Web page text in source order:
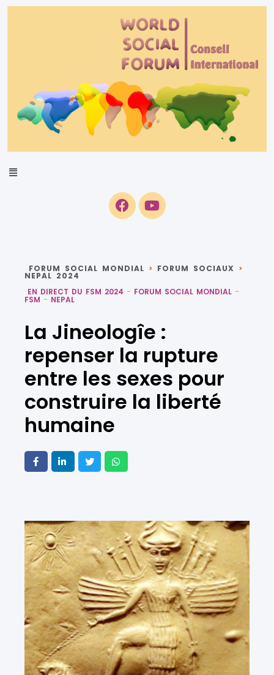
FORUM SOCIAL MONDIAL > FORUM SOCIAUX >
NEPAL 2024
EN DIRECT DU FSM 2024 - FORUM SOCIAL MONDIAL -
FSM - NEPAL
La Jineologîe :
repenser la rupture
entre les sexes pour
construire la liberté
humaine